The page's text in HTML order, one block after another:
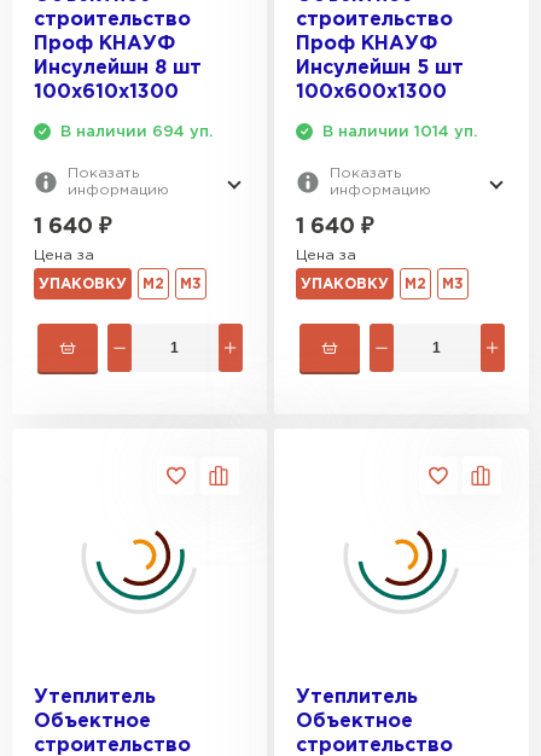
строительство
Проф КНАУФ
Инсулейшн 8 шт
100х610х1300
В наличии 694 уп.
Показать
информацию
1 640 ₽
Цена за
УПАКОВКУ М2 М3
строительство
Проф КНАУФ
Инсулейшн 5 шт
100х600х1300
В наличии 1014 уп.
Показать
информацию
1 640 ₽
Цена за
УПАКОВКУ М2 М3
Утеплитель
Объектное
строительство
Утеплитель
Объектное
строительство
Утеплитель Izolife
ПЕРЕЙТИ
ВСЕ ПРОИЗВОДИТЕЛИ